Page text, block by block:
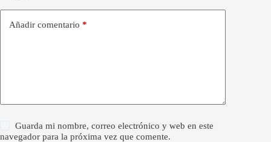
Añadir comentario *
Guarda mi nombre, correo electrónico y web en este
navegador para la próxima vez que comente.